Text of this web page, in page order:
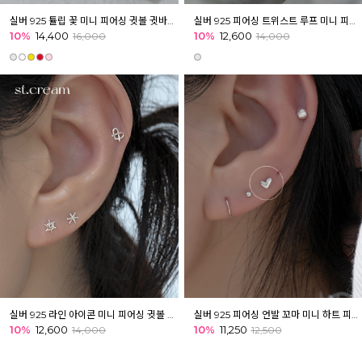
실버 925 튤립 꽃 미니 피어싱 귓볼 귓바퀴 아웃컨츠
10% 14,400 16,000
실버 925 피어싱 트위스트 루프 미니 피어싱 귓바퀴 귀 아웃컨츠
10% 12,600 14,000
실버 925 라인 아이콘 미니 피어싱 귓볼 귓바퀴 이너컨츠
10% 12,600 14,000
실버 925 피어싱 언발 꼬마 미니 하트 피어싱 이너컨츠 귓볼 아웃컨츠
10% 11,250 12,500